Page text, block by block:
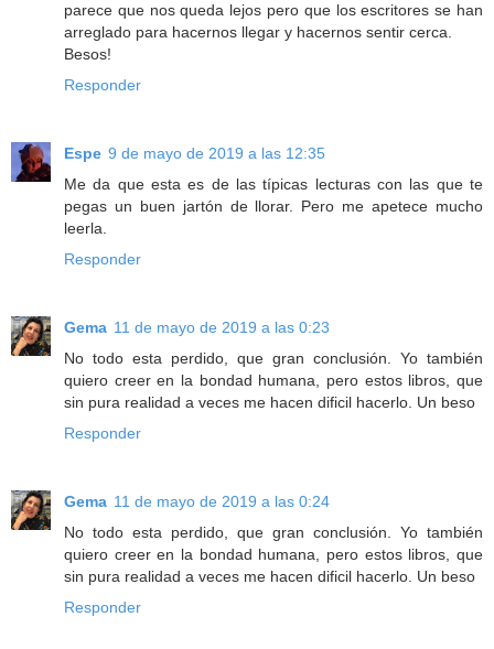
parece que nos queda lejos pero que los escritores se han
arreglado para hacernos llegar y hacernos sentir cerca.
Besos!
Responder
Espe 9 de mayo de 2019 a las 12:35
Me da que esta es de las típicas lecturas con las que te
pegas un buen jartón de llorar. Pero me apetece mucho
leerla.
Responder
Gema 11 de mayo de 2019 a las 0:23
No todo esta perdido, que gran conclusión. Yo también
quiero creer en la bondad humana, pero estos libros, que
sin pura realidad a veces me hacen dificil hacerlo. Un beso
Responder
Gema 11 de mayo de 2019 a las 0:24
No todo esta perdido, que gran conclusión. Yo también
quiero creer en la bondad humana, pero estos libros, que
sin pura realidad a veces me hacen dificil hacerlo. Un beso
Responder